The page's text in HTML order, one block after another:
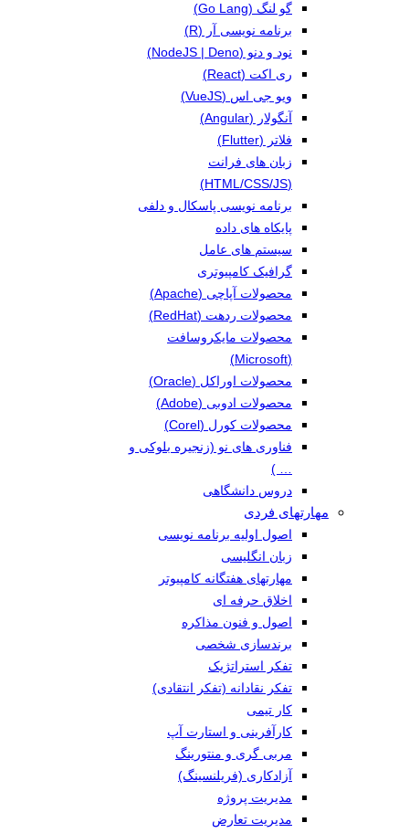
گو لنگ (Go Lang)
برنامه نویسی آر (R)
نود و دنو (NodeJS | Deno)
ری اکت (React)
ویو جی اس (VueJS)
آنگولار (Angular)
فلاتر (Flutter)
زبان های فرانت
(HTML/CSS/JS)
برنامه نویسی پاسکال و دلفی
پایکاه های داده
سیستم های عامل
گرافیک کامپیوتری
محصولات آپاچی (Apache)
محصولات ردهت (RedHat)
محصولات مایکروسافت
(Microsoft)
محصولات اوراکل (Oracle)
محصولات ادوبی (Adobe)
محصولات کورل (Corel)
فناوری های نو (زنجیره بلوکی و
… )
دروس دانشگاهی
مهارتهای فردی
اصول اولیه برنامه نویسی
زبان انگلیسی
مهارتهای هفتگانه کامپیوتر
اخلاق حرفه ای
اصول و فنون مذاکره
برندسازی شخصی
تفکر استراتژیک
تفکر نقادانه (تفکر انتقادی)
کار تیمی
کارآفرینی و استارت آپ
مربی گری و منتورینگ
آزادکاری (فریلنسینگ)
مدیریت پروژه
مدیریت تعارض